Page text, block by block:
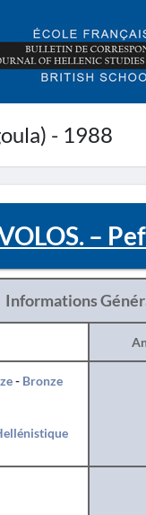
- 1988
–
Informations
- Bronze